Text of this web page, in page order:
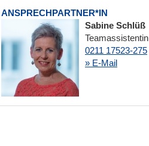
ANSPRECHPARTNER*IN
Sabine Schlüß
Teamassistentin
0211 17523-275
» E-Mail